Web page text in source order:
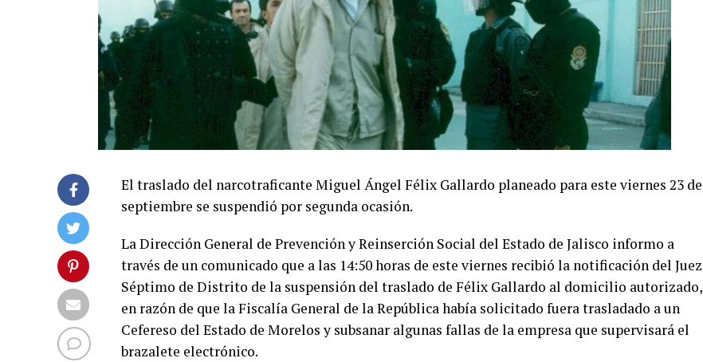
El traslado del narcotraficante Miguel Ángel Félix Gallardo planeado para este viernes 23 de
septiembre se suspendió por segunda ocasión.
La Dirección General de Prevención y Reinserción Social del Estado de Jalisco informo a
través de un comunicado que a las 14:50 horas de este viernes recibió la notificación del Juez
Séptimo de Distrito de la suspensión del traslado de Félix Gallardo al domicilio autorizado,
en razón de que la Fiscalía General de la República había solicitado fuera trasladado a un
Cefereso del Estado de Morelos y subsanar algunas fallas de la empresa que supervisará el
brazalete electrónico.